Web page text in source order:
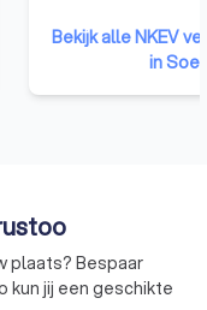
vind jij de beste
wanneer zij
bepaalde eisen.
klanten ervanuit
verhuizers met een
eventuele schade
verzekerd is. Ook
feedback wordt u
geholpen.
Bekijk alle NKEV
in
plaats? Bespaar
kun jij een geschikte